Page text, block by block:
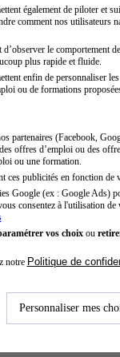
également de piloter et
comment nos utilisateurs
d’observer le comportement
plus rapide et fluide.
enfin de personnaliser
ou de formations
partenaires (Facebook,
offres d’emploi ou des
ou une formation.
ces publicités en fonction
Google (ex : Google Ads)
consentez à l'utilisation
vos choixou
notre Politique de
Personnaliser mes